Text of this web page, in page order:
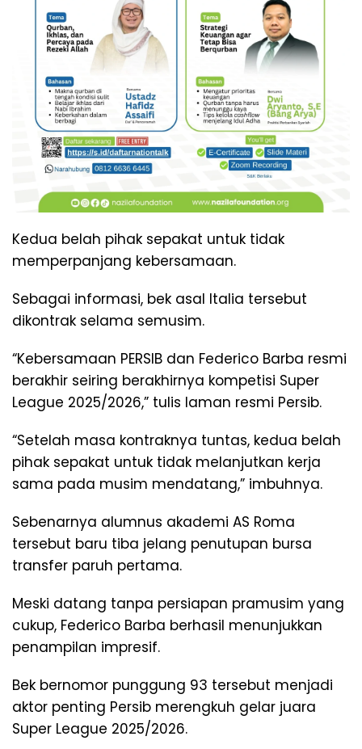
Kedua belah pihak sepakat untuk tidak
memperpanjang kebersamaan.
Sebagai informasi, bek asal Italia tersebut
dikontrak selama semusim.
“Kebersamaan PERSIB dan Federico Barba resmi
berakhir seiring berakhirnya kompetisi Super
League 2025/2026,” tulis laman resmi Persib.
“Setelah masa kontraknya tuntas, kedua belah
pihak sepakat untuk tidak melanjutkan kerja
sama pada musim mendatang,” imbuhnya.
Sebenarnya alumnus akademi AS Roma
tersebut baru tiba jelang penutupan bursa
transfer paruh pertama.
Meski datang tanpa persiapan pramusim yang
cukup, Federico Barba berhasil menunjukkan
penampilan impresif.
Bek bernomor punggung 93 tersebut menjadi
aktor penting Persib merengkuh gelar juara
Super League 2025/2026.